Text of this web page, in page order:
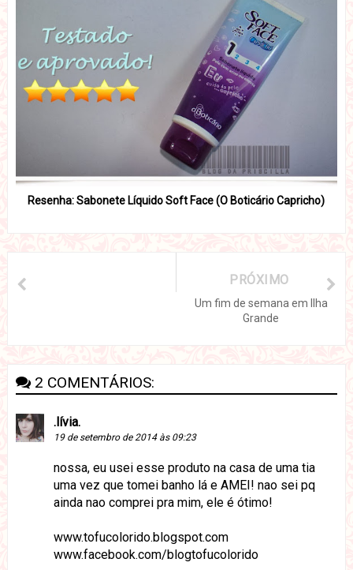
Resenha: Sabonete Líquido Soft Face (O Boticário Capricho)
PRÓXIMO
Um fim de semana em Ilha
Grande
2 COMENTÁRIOS:
.lívia.
19 de setembro de 2014 às 09:23
nossa, eu usei esse produto na casa de uma tia
uma vez que tomei banho lá e AMEI! nao sei pq
ainda nao comprei pra mim, ele é ótimo!
www.tofucolorido.blogspot.com
www.facebook.com/blogtofucolorido